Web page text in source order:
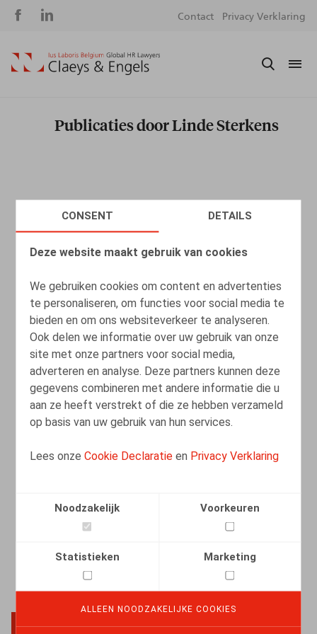
CONSENT DETAILS
Deze website maakt gebruik van cookies
We gebruiken cookies om content en advertenties
te personaliseren, om functies voor social media te
bieden en om ons websiteverkeer te analyseren.
Ook delen we informatie over uw gebruik van onze
site met onze partners voor social media,
adverteren en analyse. Deze partners kunnen deze
gegevens combineren met andere informatie die u
aan ze heeft verstrekt of die ze hebben verzameld
op basis van uw gebruik van hun services.
Lees onzeCookie Declaratie en Privacy Verklaring
Noodzakelijk Voorkeuren
Statistieken Marketing
ALLEEN NOODZAKELIJKE COOKIES
Social
Contact Privacy Verklaring
Publicaties door Linde Sterkens
Het ABC van redelijke aanpassingen bij
handicap: Aantonen, Bevragen,
Coöpereren.